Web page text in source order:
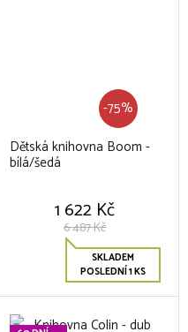
-75%
Dětská knihovna Boom -
bílá/šedá
1 622 Kč
6 487 Kč
SKLADEM
POSLEDNÍ 1 KS